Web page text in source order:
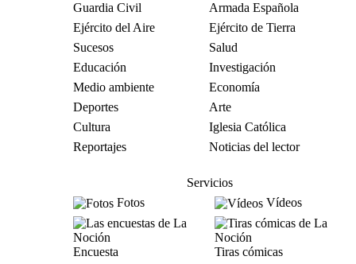
Guardia Civil
Armada Española
Ejército del Aire
Ejército de Tierra
Sucesos
Salud
Educación
Investigación
Medio ambiente
Economía
Deportes
Arte
Cultura
Iglesia Católica
Reportajes
Noticias del lector
Servicios
Fotos
Vídeos
Encuesta Tiras cómicas